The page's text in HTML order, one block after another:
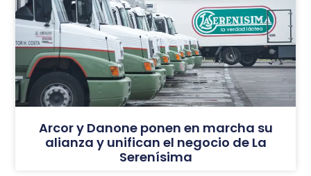
Arcor y Danone ponen en marcha su
alianza y unifican el negocio de La
Serenísima